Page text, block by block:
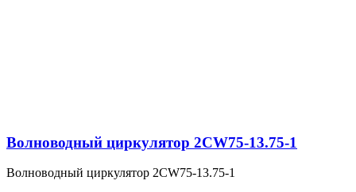
Волноводный циркулятор 2CW75-13.75-1
Волноводный циркулятор 2CW75-13.75-1